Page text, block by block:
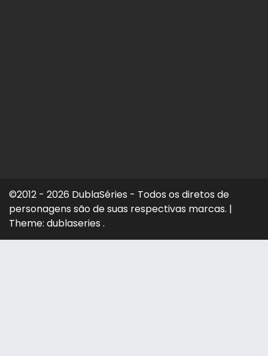
©2012 - 2026 DublaSéries - Todos os diretos de
personagens são de suas respectivas marcas. |
Theme: dublaseries .